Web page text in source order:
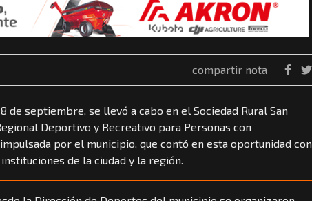
compartir nota
de septiembre, se llevó a cabo en el Sociedad Rural San
Deportivo y Recreativo para Personas con
por el municipio, que contó en esta oportunidad con
de la ciudad y la región.